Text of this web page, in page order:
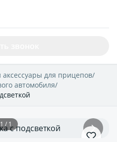
аксессуары для прицепов/
автомобиля/
1 / 1